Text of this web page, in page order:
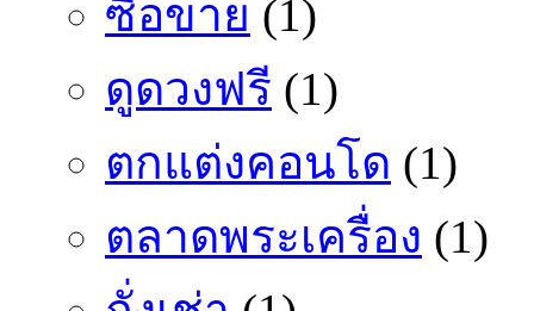
ซื้อขาย (1)
ดูดวงฟรี (1)
ตกแต่งคอนโด (1)
ตลาดพระเครื่อง (1)